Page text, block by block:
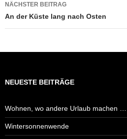
NÄCHSTER BEITRAG
An der Küste lang nach Osten
NEUESTE BEITRÄGE
Wohnen, wo andere Urlaub machen …
Wintersonnenwende